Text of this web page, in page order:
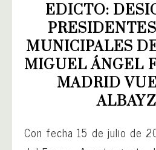
EDICTO:
MUNICIPALES
MIGUEL ÁNGEL
MADRID
Con fecha 15 de julio de